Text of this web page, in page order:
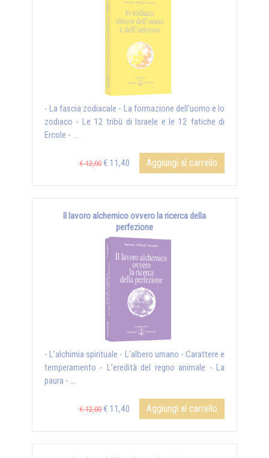
- La fascia zodiacale - La formazione dell'uomo e lo
zodiaco - Le 12 tribù di Israele e le 12 fatiche di
Ercole - ...
€ 12,00 € 11,40 Aggiungi al carrello
Il lavoro alchemico ovvero la ricerca della
perfezione
- L’alchimia spirituale - L’albero umano - Carattere e
temperamento - L’eredità del regno animale - La
paura - ...
€ 12,00 € 11,40 Aggiungi al carrello